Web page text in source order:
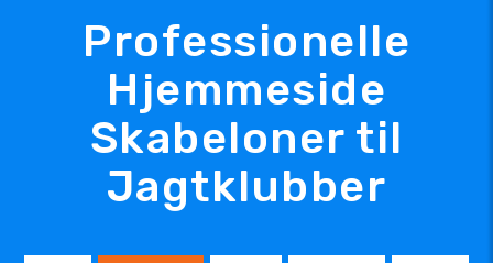
Professionelle
Hjemmeside
Skabeloner til
Jagtklubber